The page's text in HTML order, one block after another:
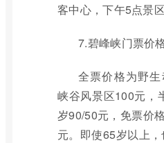
客中心，下午5点景区
7.碧峰峡门票价
全票价格为野生
峡谷风景区100元，
岁90/50元，免票价
元。即使65岁以上